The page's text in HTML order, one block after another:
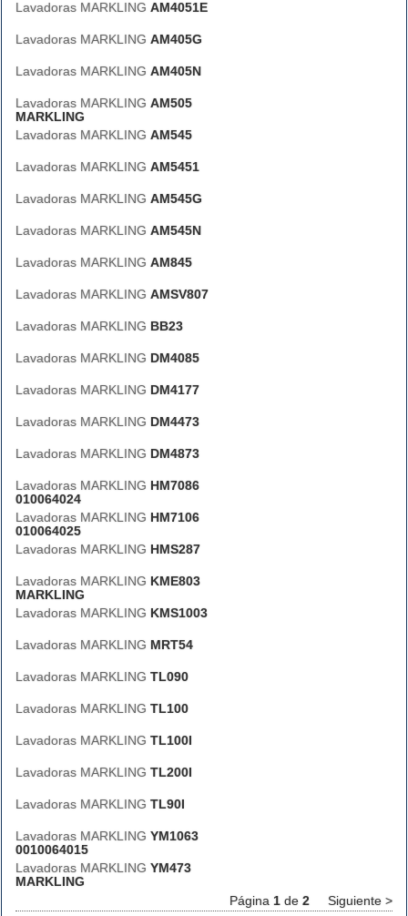
Lavadoras MARKLING AM4051E
Lavadoras MARKLING AM405G
Lavadoras MARKLING AM405N
Lavadoras MARKLING AM505
MARKLING
Lavadoras MARKLING AM545
Lavadoras MARKLING AM5451
Lavadoras MARKLING AM545G
Lavadoras MARKLING AM545N
Lavadoras MARKLING AM845
Lavadoras MARKLING AMSV807
Lavadoras MARKLING BB23
Lavadoras MARKLING DM4085
Lavadoras MARKLING DM4177
Lavadoras MARKLING DM4473
Lavadoras MARKLING DM4873
Lavadoras MARKLING HM7086
010064024
Lavadoras MARKLING HM7106
010064025
Lavadoras MARKLING HMS287
Lavadoras MARKLING KME803
MARKLING
Lavadoras MARKLING KMS1003
Lavadoras MARKLING MRT54
Lavadoras MARKLING TL090
Lavadoras MARKLING TL100
Lavadoras MARKLING TL100I
Lavadoras MARKLING TL200I
Lavadoras MARKLING TL90I
Lavadoras MARKLING YM1063
0010064015
Lavadoras MARKLING YM473
MARKLING
Página 1 de 2 Siguiente >